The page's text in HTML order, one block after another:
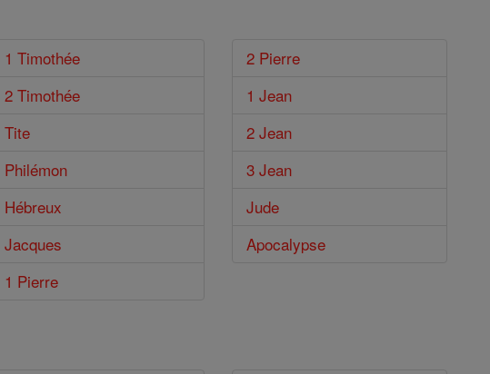
1 Timothée
2 Timothée
Tite
Philémon
Hébreux
Jacques
1 Pierre
2 Pierre
1 Jean
2 Jean
3 Jean
Jude
Apocalypse